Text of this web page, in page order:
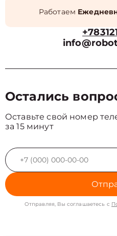
Работаем
Остались
Оставьте свой номер
за 15 минут
Отправляя, Вы соглашаетесь с